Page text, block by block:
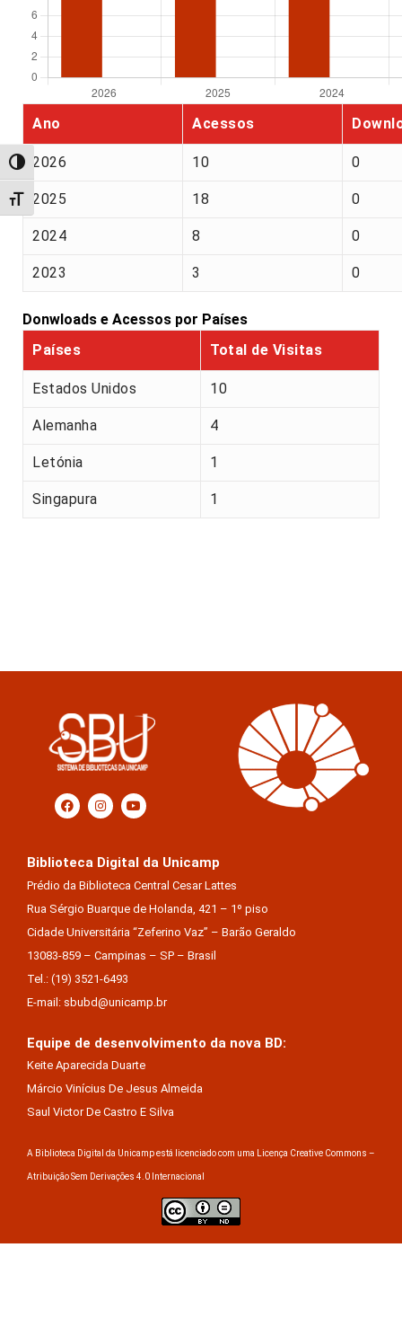
Alternar alto contraste
Alternar tamanho da fonte
Ano Acessos
2026 10 0
2025 18 0
2024 8 0
2023 3 0
Donwloads e Acessos por Países
Países
Total de Visitas
Estados Unidos 10
Alemanha 4
Letónia 1
Singapura 1
Biblioteca Digital da Unicamp
Prédio da Biblioteca Central Cesar Lattes
Rua Sérgio Buarque de Holanda, 421 – 1º piso
Cidade Universitária “Zeferino Vaz” – Barão Geraldo
13083-859 – Campinas – SP – Brasil
Tel.: (19) 3521-6493
E-mail: sbubd@unicamp.br
Equipe de desenvolvimento da nova BD:
Keite Aparecida Duarte
Márcio Vinícius De Jesus Almeida
Saul Victor De Castro E Silva
A Biblioteca Digital da Unicamp está licenciado com uma Licença Creative Commons –
Atribuição Sem Derivações 4.0 Internacional